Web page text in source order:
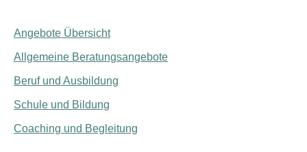
Angebote Übersicht
Allgemeine Beratungsangebote
Beruf und Ausbildung
Schule und Bildung
Coaching und Begleitung